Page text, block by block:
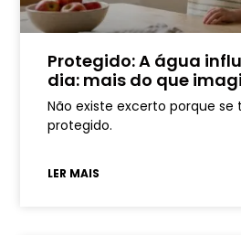
Protegido: A água
dia: mais do que
Não existe excerto porque
protegido.
LER MAIS